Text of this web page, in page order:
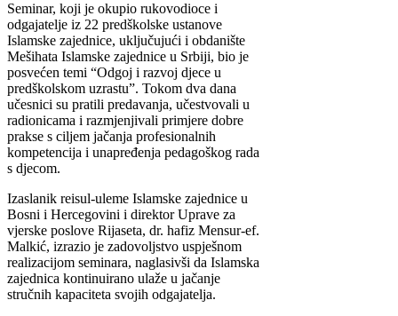
Seminar, koji je okupio rukovodioce i
odgajatelje iz 22 predškolske ustanove
Islamske zajednice, uključujući i obdanište
Mešihata Islamske zajednice u Srbiji, bio je
posvećen temi “Odgoj i razvoj djece u
predškolskom uzrastu”. Tokom dva dana
učesnici su pratili predavanja, učestvovali u
radionicama i razmjenjivali primjere dobre
prakse s ciljem jačanja profesionalnih
kompetencija i unapređenja pedagoškog rada
s djecom.
Izaslanik reisul-uleme Islamske zajednice u
Bosni i Hercegovini i direktor Uprave za
vjerske poslove Rijaseta, dr. hafiz Mensur-ef.
Malkić, izrazio je zadovoljstvo uspješnom
realizacijom seminara, naglasivši da Islamska
zajednica kontinuirano ulaže u jačanje
stručnih kapaciteta svojih odgajatelja.